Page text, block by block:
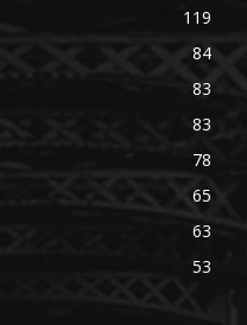
119
84
83
83
78
65
63
53